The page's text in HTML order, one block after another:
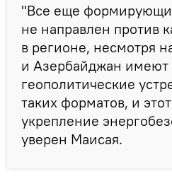
"Все еще
не направлен против
в регионе, несмотря
и Азербайджан имеют
геополитические
таких форматов, и
укрепление
уверен Маисая.